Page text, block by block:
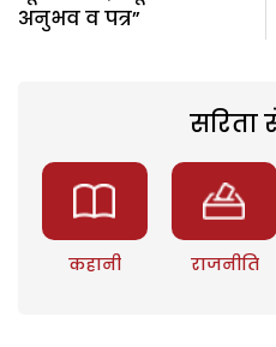
अनुभव व पत्र”
सरिता
कहानी राजनीति